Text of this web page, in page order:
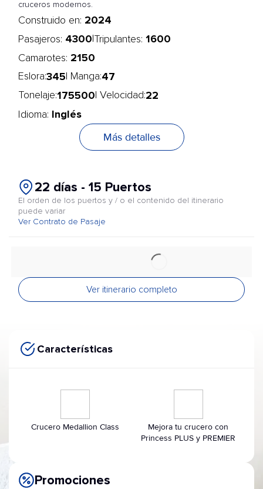
cruceros modernos.
Construido en: 2024
Pasajeros: 4300 Tripulantes: 1600
Camarotes: 2150
Eslora:345 | Manga:47
Tonelaje:175500 | Velocidad:22
Idioma: Inglés
Más detalles
22 días - 15 Puertos
El orden de los puertos y / o el contenido del itinerario
puede variar
Ver Contrato de Pasaje
Ver itinerario completo
Características
Crucero Medallion Class
Mejora tu crucero con
Princess PLUS y PREMIER
Promociones